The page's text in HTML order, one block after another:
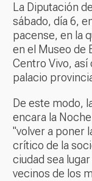
La Diputación
sábado, día 6,
pacense, en la
en el Museo de
Centro Vivo, así
palacio
De este modo,
encara la
"volver a poner
crítico de la
ciudad sea
vecinos de los